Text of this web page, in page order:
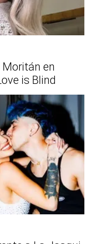
Moritán en
is Blind